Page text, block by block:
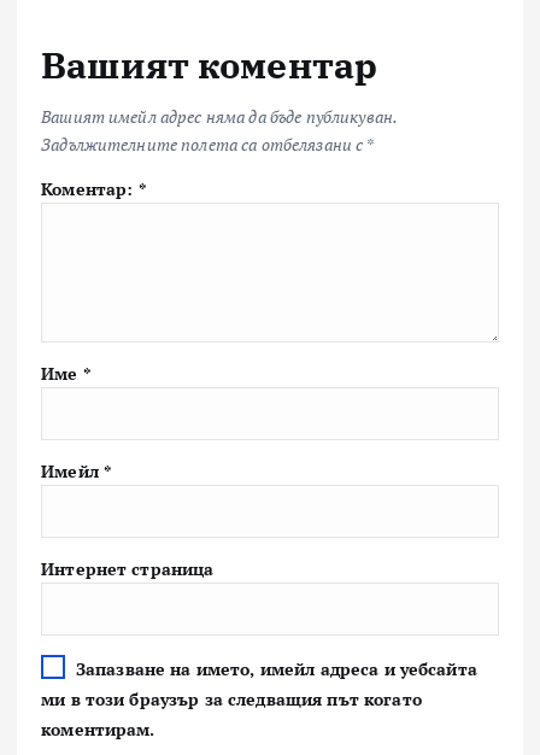
Вашият коментар
Вашият имейл адрес няма да бъде публикуван.
Задължителните полета са отбелязани с *
Коментар: *
Име *
Имейл *
Интернет страница
Запазване на името, имейл адреса и уебсайта
ми в този браузър за следващия път когато
коментирам.